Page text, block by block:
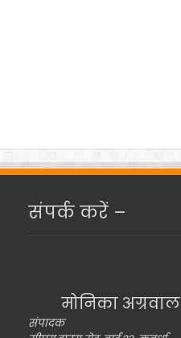
संपर्क करें –
मोनिका अग्रवाल
संपादक